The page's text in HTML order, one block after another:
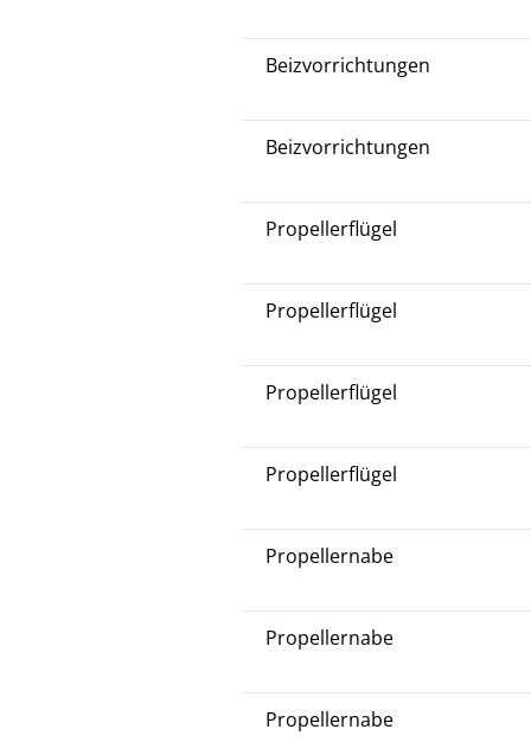
Beizvorrichtungen
Beizvorrichtungen
Propellerflügel
Propellerflügel
Propellerflügel
Propellerflügel
Propellernabe
Propellernabe
Propellernabe